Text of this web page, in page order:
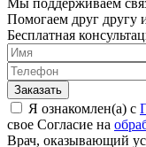
Помогаем друг другу
Бесплатная
Заказать
Я ознакомлен(а) с
свое Согласие на
Врач, оказывающий